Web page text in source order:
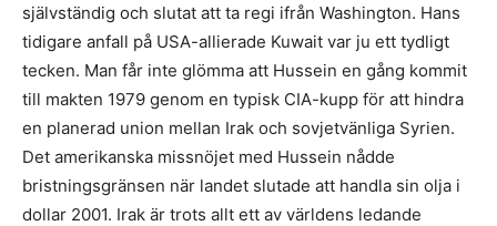
självständig och slutat att ta regi ifrån Washington. Hans
tidigare anfall på USA-allierade Kuwait var ju ett tydligt
tecken. Man får inte glömma att Hussein en gång kommit
till makten 1979 genom en typisk CIA-kupp för att hindra
en planerad union mellan Irak och sovjetvänliga Syrien.
Det amerikanska missnöjet med Hussein nådde
bristningsgränsen när landet slutade att handla sin olja i
dollar 2001. Irak är trots allt ett av världens ledande